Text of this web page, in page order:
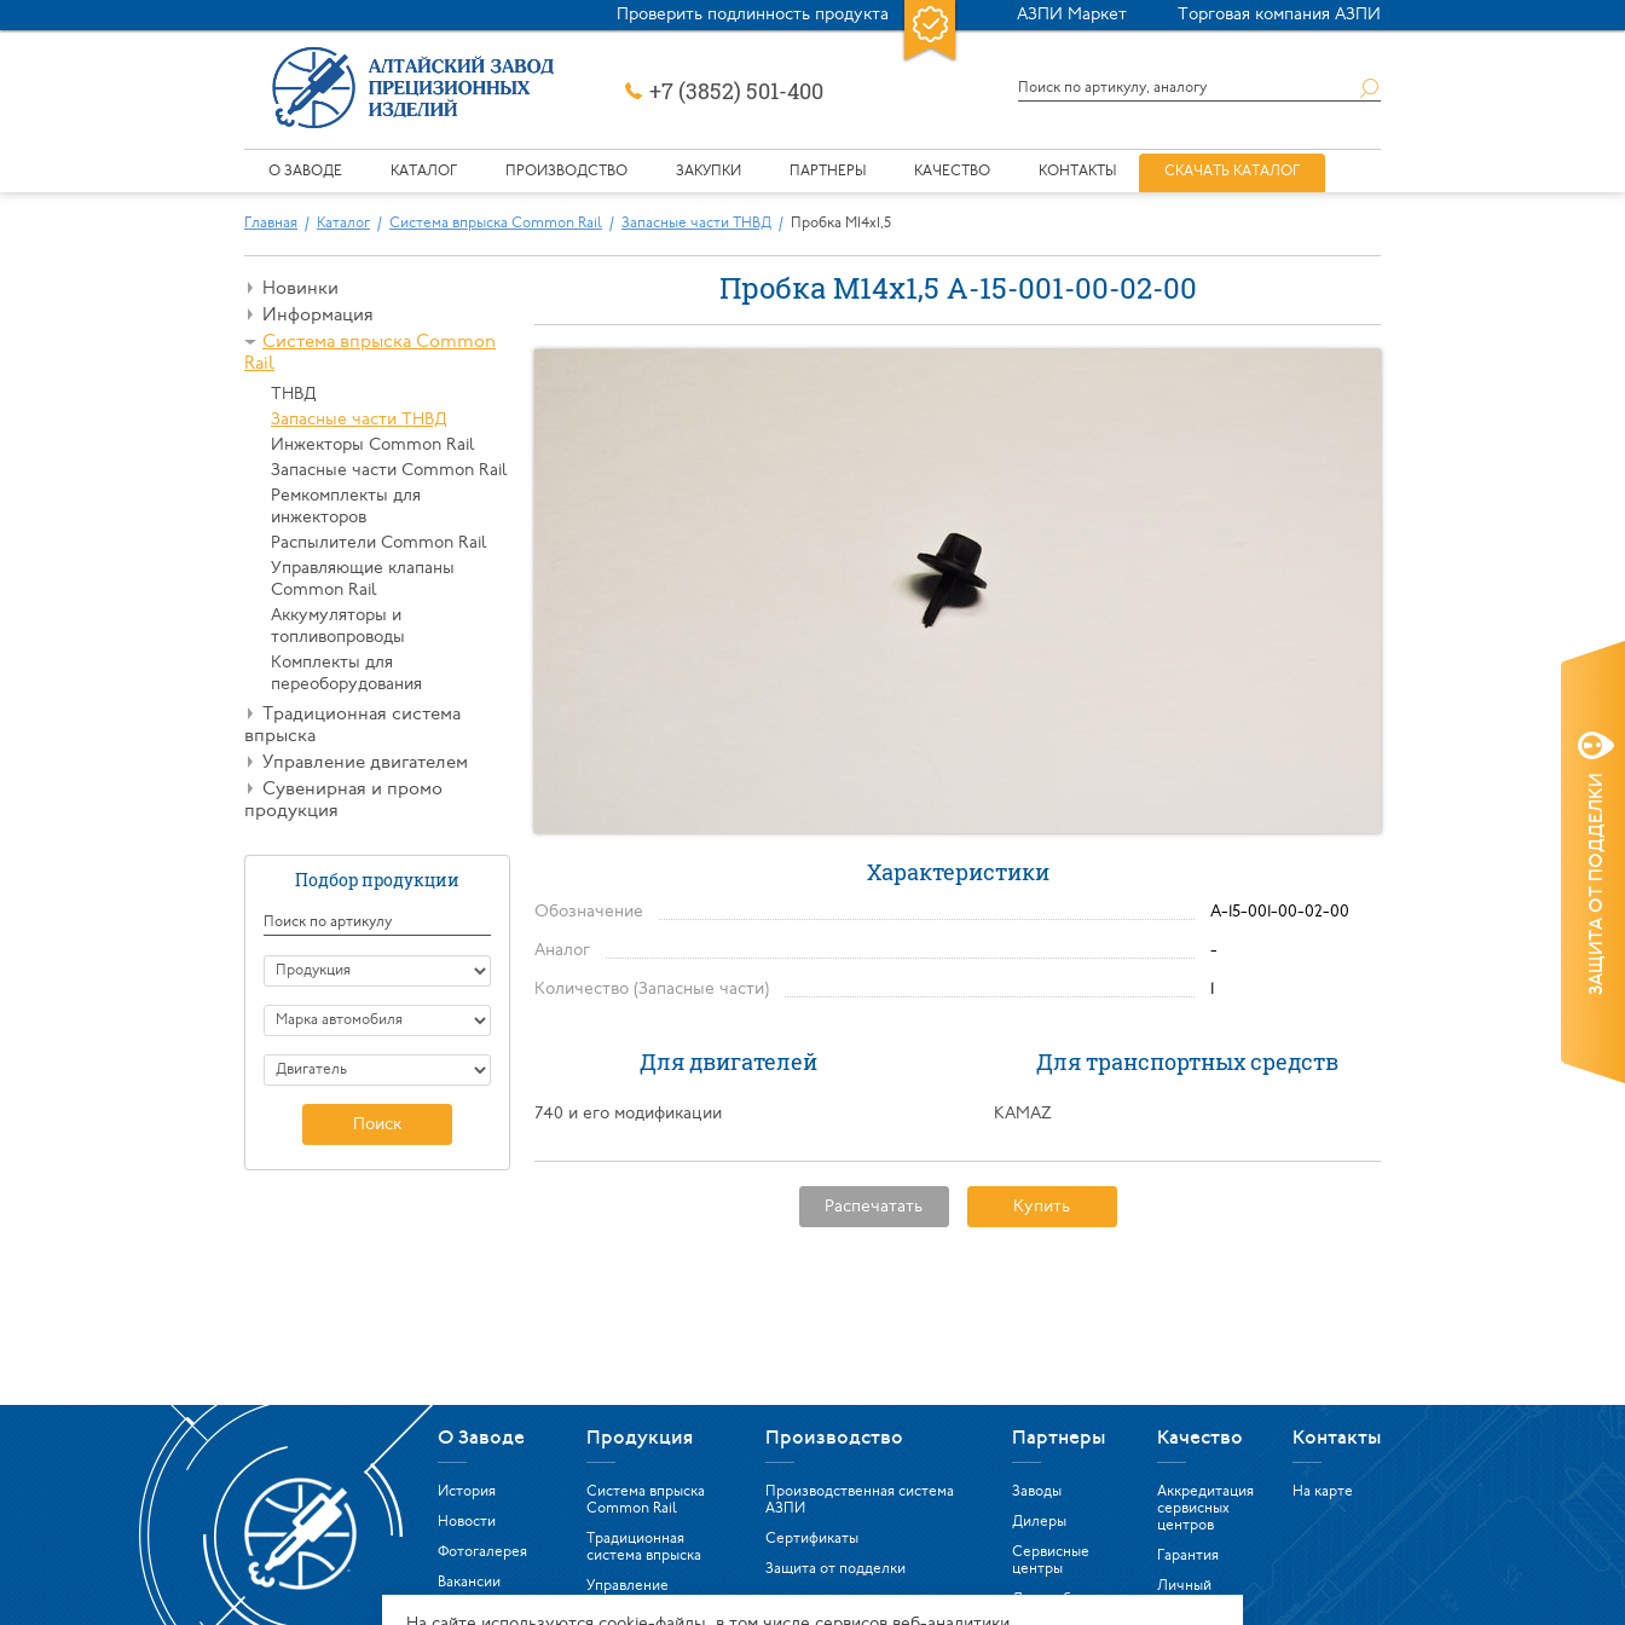
Проверить подлинность продукта АЗПИ Маркет Торговая компания АЗПИ
+7 (3852) 501-400
О ЗАВОДЕ КАТАЛОГ ПРОИЗВОДСТВО ЗАКУПКИ ПАРТНЕРЫ КАЧЕСТВО КОНТАКТЫ СКАЧАТЬ КАТАЛОГ
Главная Каталог Система впрыска Common Rail Запасные части ТНВД Пробка М14х1,5
Новинки
Информация
Система впрыска Common
Rail
ТНВД
Запасные части ТНВД
Инжекторы Common Rail
Запасные части Common Rail
Ремкомплекты для
инжекторов
Распылители Common Rail
Управляющие клапаны
Common Rail
Аккумуляторы и
топливопроводы
Комплекты для
переоборудования
Традиционная система
впрыска
Управление двигателем
Сувенирная и промо
продукция
Подбор продукции
Поиск
Пробка М14х1,5 А-15-001-00-02-00
Характеристики
Обозначение А-15-001-00-02-00
Аналог -
Количество (Запасные части) 1
Для двигателей
740 и его модификации
Для транспортных средств
KAMAZ
Распечатать Купить
О Заводе
История
Новости
Фотогалерея
Вакансии
Продукция
Система впрыска
Common Rail
Традиционная
система впрыска
Управление
Производство
Производственная система
АЗПИ
Сертификаты
Защита от подделки
Партнеры
Заводы
Дилеры
Сервисные
центры
Дистрибьюторы
Качество
Аккредитация
сервисных
центров
Гарантия
Личный
Контакты
На карте
ЗАЩИТА ОТ ПОДДЕЛКИ